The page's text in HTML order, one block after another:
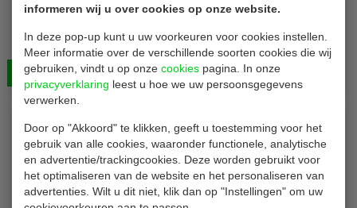
informeren wij u over cookies op onze website.
In deze pop-up kunt u uw voorkeuren voor cookies instellen.
Meer informatie over de verschillende soorten cookies die wij
gebruiken, vindt u op onze cookies pagina. In onze
privacyverklaring leest u hoe we uw persoonsgegevens
verwerken.
Door op "Akkoord" te klikken, geeft u toestemming voor het
gebruik van alle cookies, waaronder functionele, analytische
en advertentie/trackingcookies. Deze worden gebruikt voor
het optimaliseren van de website en het personaliseren van
advertenties. Wilt u dit niet, klik dan op "Instellingen" om uw
DS frikandelbakjes
Frikandelbakjes | suikerriet | maat A16 | 500 stuks
€ 22,00